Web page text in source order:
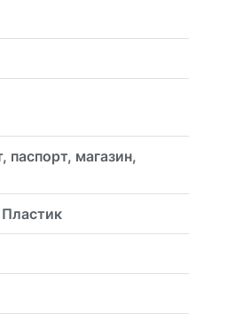
паспорт, магазин,